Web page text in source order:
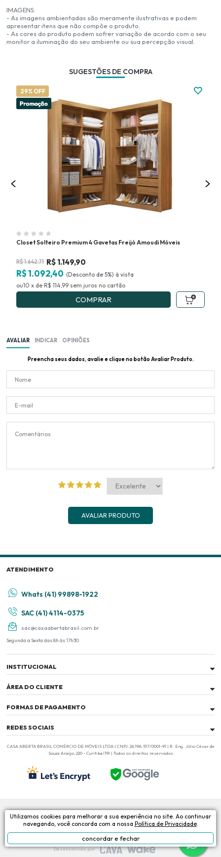
IMAGENS:
- As imagens ambientadas são meramente ilustrativas e podem
apresentar itens que não compõe o produto.
- As cores do produto podem sofrer variação de acordo com o seu
monitor a iluminação do seu ambiente ou sua percepção visual.
SUGESTÕES DE COMPRA
29% OFF
Closet Solteiro Premium 4 Gavetas Freijó Amoudi Móveis
R$1.642,71 R$ 1.149,90
R$ 1.092,40 (Desconto de 5%)
10 x de R$ 114,99 sem juros no
COMPRAR
AVALIAR INDICAR OPINIÕES
Preencha seus dados, avalie e clique no botão Avaliar Produto.
AVALIAR PRODUTO
ATENDIMENTO
Whats (41) 99898-1922
SAC (41) 4114-0375
sac@casaabertabrasil.com.br
Segunda a Sexta das 8h às 17h30
INSTITUCIONAL
ÁREA DO CLIENTE
FORMAS DE PAGAMENTO
REDES SOCIAIS
CASA ABERTA BRASIL COMÉRCIO DE MÓVEIS LTDA | CNPJ: 26.196.517/0001-91 | R. Eng. Júlio César de
Souza Araújo, 220 - Curitiba/PR | Todos os direitos reservados
A Casa Aberta Brasil é uma loja online especializada em venda de móveis. Localizada no
Paraná, a empresa surgiu com o intuito de oferecer móveis de qualidade aos seus
Desenvolvido por
Utilizamos cookies para melhorar a sua experiência no site. Ao continuar
navegando, você concorda com a nossa Política de Privacidade.
concordar e fechar